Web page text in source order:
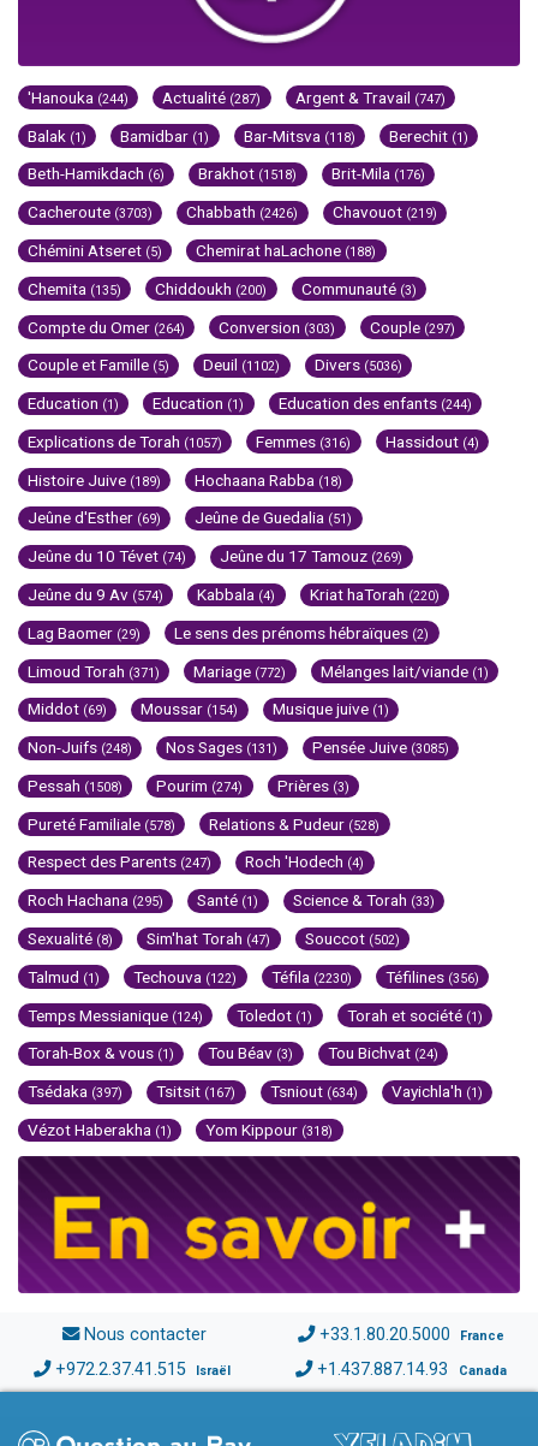
'Hanouka (244) Actualité (287) Argent & Travail (747)
Balak (1) Bamidbar (1) Bar-Mitsva (118) Berechit (1)
Beth-Hamikdach (6) Brakhot (1518) Brit-Mila (176)
Cacheroute (3703) Chabbath (2426) Chavouot (219)
Chémini Atseret (5) Chemirat haLachone (188)
Chemita (135) Chiddoukh (200) Communauté (3)
Compte du Omer (264) Conversion (303) Couple (297)
Couple et Famille (5) Deuil (1102) Divers (5036)
Education (1) Education (1) Education des enfants (244)
Explications de Torah (1057) Femmes (316) Hassidout (4)
Histoire Juive (189) Hochaana Rabba (18)
Jeûne d'Esther (69) Jeûne de Guedalia (51)
Jeûne du 10 Tévet (74) Jeûne du 17 Tamouz (269)
Jeûne du 9 Av (574) Kabbala (4) Kriat haTorah (220)
Lag Baomer (29) Le sens des prénoms hébraïques (2)
Limoud Torah (371) Mariage (772) Mélanges lait/viande (1)
Middot (69) Moussar (154) Musique juive (1)
Non-Juifs (248) Nos Sages (131) Pensée Juive (3085)
Pessah (1508) Pourim (274) Prières (3)
Pureté Familiale (578) Relations & Pudeur (528)
Respect des Parents (247) Roch 'Hodech (4)
Roch Hachana (295) Santé (1) Science & Torah (33)
Sexualité (8) Sim'hat Torah (47) Souccot (502)
Talmud (1) Techouva (122) Téfila (2230) Téfilines (356)
Temps Messianique (124) Toledot (1) Torah et société (1)
Torah-Box & vous (1) Tou Béav (3) Tou Bichvat (24)
Tsédaka (397) Tsitsit (167) Tsniout (634) Vayichla'h (1)
Vézot Haberakha (1) Yom Kippour (318)
Nous contacter +33.1.80.20.5000 France
+972.2.37.41.515 Israël +1.437.887.14.93 Canada